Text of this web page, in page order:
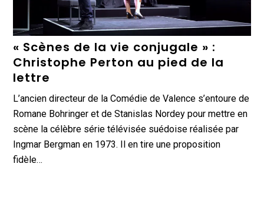
« Scènes de la vie conjugale » :
Christophe Perton au pied de la
lettre
L’ancien directeur de la Comédie de Valence s’entoure de
Romane Bohringer et de Stanislas Nordey pour mettre en
scène la célèbre série télévisée suédoise réalisée par
Ingmar Bergman en 1973. Il en tire une proposition
fidèle…